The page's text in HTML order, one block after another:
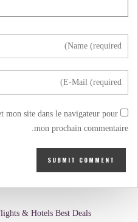
mon site dans le navigateur pour
mon prochain commentaire.
& Hotels Best Deals